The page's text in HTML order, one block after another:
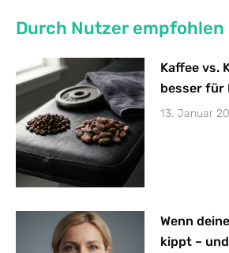
Durch Nutzer empfohlen
Kaffee vs.
besser für
13. Januar
Wenn
kippt –